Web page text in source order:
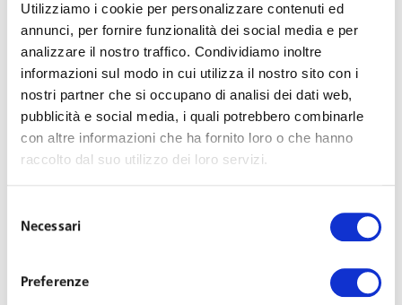
Utilizziamo i cookie per personalizzare contenuti ed
annunci, per fornire funzionalità dei social media e per
analizzare il nostro traffico. Condividiamo inoltre
informazioni sul modo in cui utilizza il nostro sito con i
nostri partner che si occupano di analisi dei dati web,
pubblicità e social media, i quali potrebbero combinarle
con altre informazioni che ha fornito loro o che hanno
raccolto dal suo utilizzo dei loro servizi.
delNecessari
Preferenze
sads@toffolettodeluca.it
QUALIFICATIONS
Law Degree, University of Naples in 1992;
PhD in Law of Economics and Employment Relations,
Rights of audience in the Italian Supreme Court since